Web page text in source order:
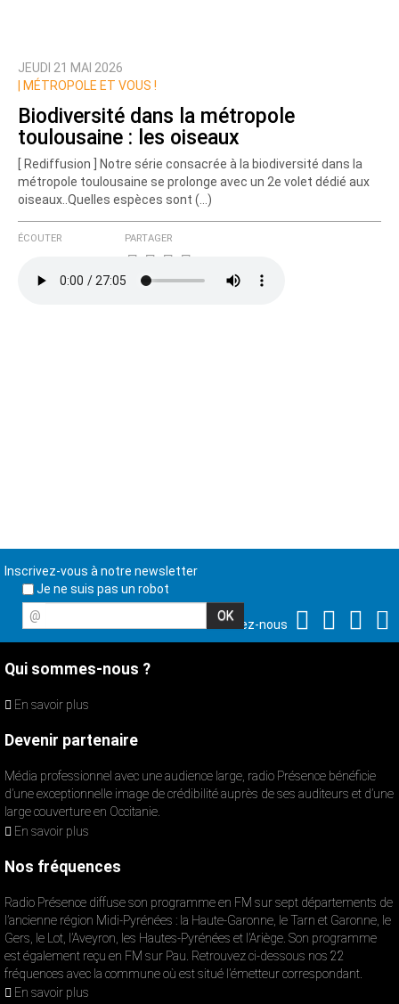
JEUDI 21 MAI 2026
MÉTROPOLE ET VOUS !
Biodiversité dans la métropole
toulousaine : les oiseaux
[ Rediffusion ] Notre série consacrée à la biodiversité dans la
métropole toulousaine se prolonge avec un 2e volet dédié aux
oiseaux..Quelles espèces sont (…)
ÉCOUTER PARTAGER
Inscrivez-vous à notre newsletter
Je ne suis pas un robot
@
Suivez-nous
Qui sommes-nous ?
En savoir plus
Devenir partenaire
Média professionnel avec une audience large, radio Présence bénéficie
d’une exceptionnelle image de crédibilité auprès de ses auditeurs et d’une
large couverture en Occitanie.
En savoir plus
Nos fréquences
Radio Présence diffuse son programme en FM sur sept départements de
l’ancienne région Midi-Pyrénées : la Haute-Garonne, le Tarn et Garonne, le
Gers, le Lot, l’Aveyron, les Hautes-Pyrénées et l’Ariège. Son programme
est également reçu en FM sur Pau. Retrouvez ci-dessous nos 22
fréquences avec la commune où est situé l’émetteur correspondant.
En savoir plus